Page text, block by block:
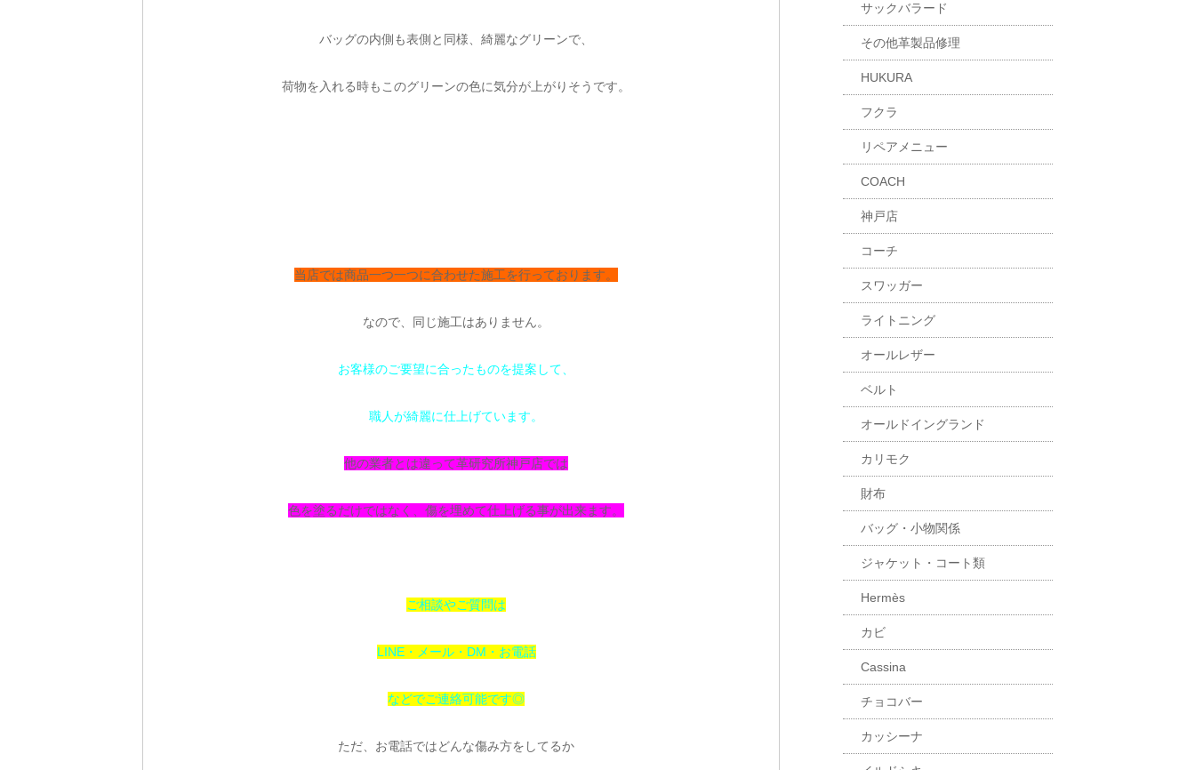
バッグの内側も表側と同様、綺麗なグリーンで、
荷物を入れる時もこのグリーンの色に気分が上がりそうです。
当店では商品一つ一つに合わせた施工を行っております。
なので、同じ施工はありません。
お客様のご要望に合ったものを提案して、
職人が綺麗に仕上げています。
他の業者とは違って革研究所神戸店では
色を塗るだけではなく、傷を埋めて仕上げる事が出来ます。
ご相談やご質問は
LINE・メール・DM・お電話
などでご連絡可能です◎
ただ、お電話ではどんな傷み方をしてるか
サックバラード
その他革製品修理
HUKURA
フクラ
リペアメニュー
COACH
神戸店
コーチ
スワッガー
ライトニング
オールレザー
ベルト
オールドイングランド
カリモク
財布
バッグ・小物関係
ジャケット・コート類
Hermès
カビ
Cassina
チョコバー
カッシーナ